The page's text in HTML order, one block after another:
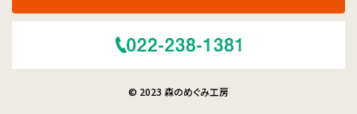
© 2023 森のめぐみ工房